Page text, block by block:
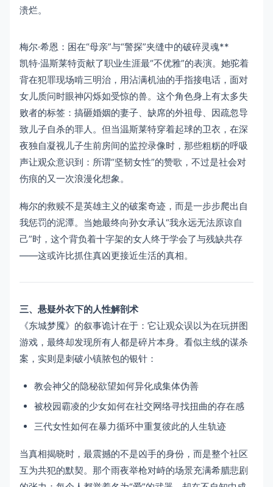
溃烂。
梅尔·希恩：困在“母亲”与“警探”夹缝中的破碎灵魂**
凯特·温斯莱特贡献了职业生涯最“不优雅”的表演。她驼着
背在犯罪现场啃三明治，用沾满机油的手指接电话，面对
女儿质问时眼神闪烁如受惊的兽。这个角色身上有太多失
败者的标签：搞砸婚姻的妻子、缺席的外祖母、因疏忽导
致儿子自杀的罪人。但当温斯莱特穿着起球的卫衣，在深
夜独自凝视儿子生前房间的监控录像时，那些粗粝的呼吸
声让观众意识到：所谓“坚韧女性”的赞歌，不过是社会对
伤痕的又一次浪漫化想象。
梅尔的救赎不是英雄主义的破案奇迹，而是一步步爬出自
我惩罚的泥潭。当她最终向孙女承认“我永远无法原谅自
己”时，这个背负着十字架的女人终于学会了与残缺共存
——这或许比抓住真凶更接近生活的真相。
三、悬疑外衣下的人性解剖术
《东城梦魇》的叙事诡计在于：它让观众误以为在玩拼图
游戏，最终却发现所有人都是碎片本身。看似主线的谋杀
案，实则是刺破小镇脓包的银针：
教会神父的隐秘欲望如何异化成集体伪善
被校园霸凌的少女如何在社交网络寻找扭曲的存在感
三代女性如何在暴力循环中重复彼此的人生轨迹
当真相揭晓时，最震撼的不是凶手的身份，而是整个社区
互为共犯的默契。那个雨夜举枪对峙的场景充满希腊悲剧